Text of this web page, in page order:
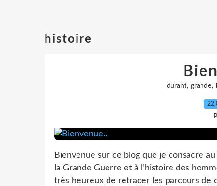
histoire
durant, grande,
Bienvenue sur ce blog que je consacre
la Grande Guerre et à l’histoire des
très heureux de retracer les parcours de